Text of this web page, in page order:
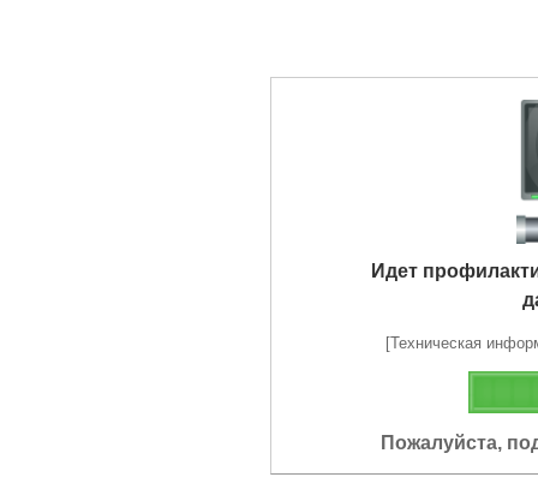
Идет
[Техническая
Пожалуйста,